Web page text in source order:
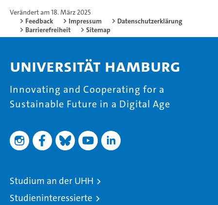
Verändert am 18. März 2025
Feedback
Impressum
Datenschutzerklärung
Barrierefreiheit
Sitemap
Universität Hamburg
Innovating and Cooperating for a
Sustainable Future in a Digital Age
Studium an der UHH
Studieninteressierte